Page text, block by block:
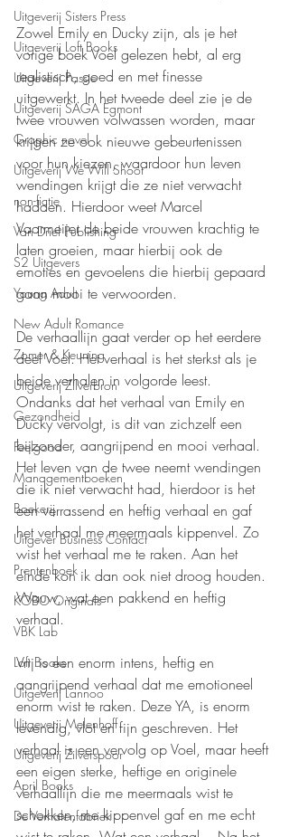
Uitgeverij Sisters Press
Uitgeverij Loft Books
Uitgeverij Passie
Uitgeverij SAGA Egmont
Graphic novel
Uitgeverij We Will Shoot
non-fictie
Van Driel Publishing
S2 Uitgevers
Young Adult
New Adult Romance
Zomer & Keuning
Uitgeverij Zilverbron
Gezondheid
Feelgood
Managementboeken
Boekerij
Uitgever Business Contact
Prentenboek
KOBO Originals
VBK Lab
Loft Books
Uitgeverij Lannoo
Uitgeverij Melenhoff
Uitgeverij Zilverspoor
April Books
De Verhalenfabriek
Zowel Emily en Ducky zijn, als je het
vorige boek Voel gelezen hebt, al erg
realistisch, goed en met finesse
uitgewerkt. In het tweede deel zie je de
twee vrouwen volwassen worden, maar
krijgen ze ook nieuwe gebeurtenissen
voor hun kiezen, waardoor hun leven
wendingen krijgt die ze niet verwacht
hadden. Hierdoor weet Marcel
Vaarmeijer de beide vrouwen krachtig te
laten groeien, maar hierbij ook de
emoties en gevoelens die hierbij gepaard
gaan mooi te verwoorden.
De verhaallijn gaat verder op het eerdere
deel Voel. Het verhaal is het sterkst als je
beide verhalen in volgorde leest.
Ondanks dat het verhaal van Emily en
Ducky vervolgt, is dit van zichzelf een
bijzonder, aangrijpend en mooi verhaal.
Het leven van de twee neemt wendingen
die ik niet verwacht had, hierdoor is het
een verrassend en heftig verhaal en gaf
het verhaal me meermaals kippenvel. Zo
wist het verhaal me te raken. Aan het
einde kon ik dan ook niet droog houden.
Wauw, wat een pakkend en heftig
verhaal.
Vrij is een enorm intens, heftig en
aangrijpend verhaal dat me emotioneel
enorm wist te raken. Deze YA, is enorm
levendig, vlot en fijn geschreven. Het
verhaal is een vervolg op Voel, maar heeft
een eigen sterke, heftige en originele
verhaallijn die me meermaals wist te
schokken, me kippenvel gaf en me echt